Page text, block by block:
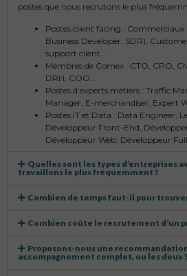
postes que nous recrutons le plus
Postes client facing :
Business Developer, SDR),
support client…
Membres de Comex : CTO, CPO,
DRH, COO…
Postes d’experts métiers : Traffic
Manager, E-merchandiser, Expert
Postes IT et Data : Data Engineer,
Développeur Front-End,
Développeur Web, Développeur
Quelles sont les types d’entreprises
travaillons le plus fréquemment ?
Combien de temps faut-il pour
Combien coûte le recrutement d’un
Proposons-nous une
accompagnement complet, ou les deux ?